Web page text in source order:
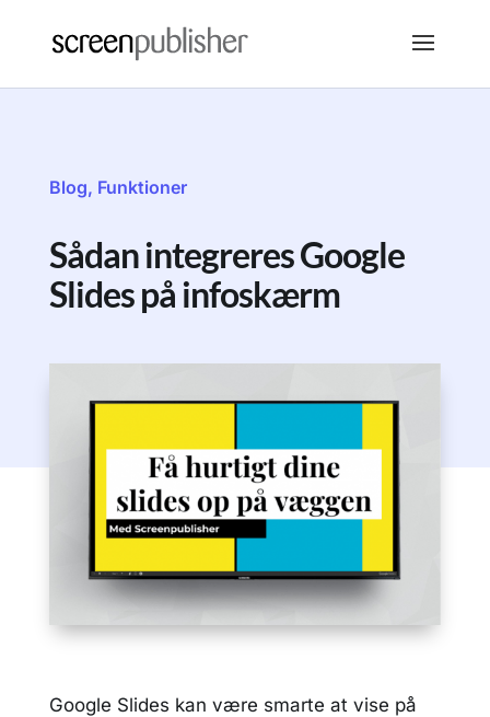
Blog, Funktioner
Sådan integreres Google
Slides på infoskærm
Google Slides kan være smarte at vise på